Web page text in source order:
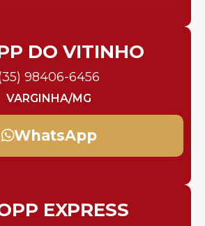
DO VITINHO
98406-6456
VARGINHA/MG
WhatsApp
EXPRESS